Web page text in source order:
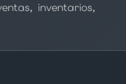
inventarios,